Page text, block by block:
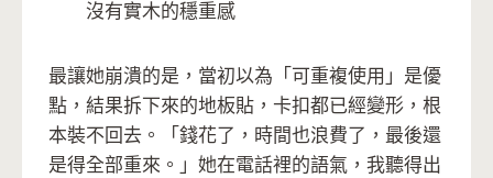
沒有實木的穩重感
最讓她崩潰的是，當初以為「可重複使用」是優
點，結果拆下來的地板貼，卡扣都已經變形，根
本裝不回去。「錢花了，時間也浪費了，最後還
是得全部重來。」她在電話裡的語氣，我聽得出